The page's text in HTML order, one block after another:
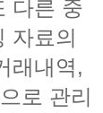
다른 중
자료의
래내역,
로 관리